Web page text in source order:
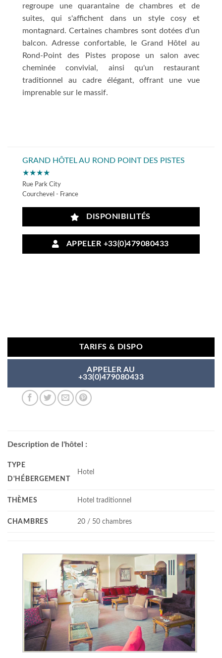
regroupe une quarantaine de chambres et de
suites, qui s'affichent dans un style cosy et
montagnard. Certaines chambres sont dotées d'un
balcon. Adresse confortable, le Grand Hôtel au
Rond-Point des Pistes propose un salon avec
cheminée convivial, ainsi qu'un restaurant
traditionnel au cadre élégant, offrant une vue
imprenable sur le massif.
GRAND HÔTEL AU ROND POINT DES PISTES
★★★★
Rue Park City
Courchevel - France
DISPONIBILITÉS
APPELER +33(0)479080433
TARIFS & DISPO
APPELER AU
+33(0)479080433
Description de l'hôtel :
TYPE
D'HÉBERGEMENT
Hotel
THÈMES Hotel traditionnel
CHAMBRES 20 / 50 chambres